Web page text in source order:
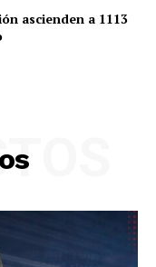
ascienden a 1113